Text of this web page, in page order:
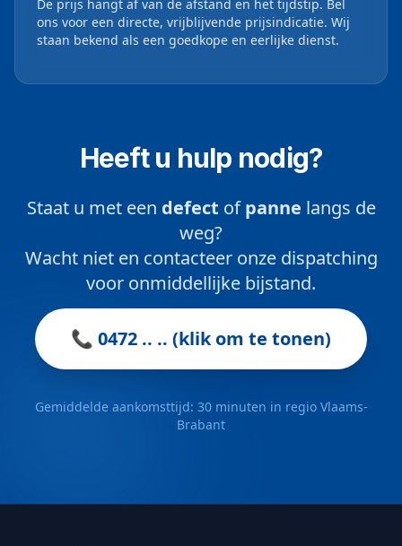
De prijs hangt af van de afstand en het tijdstip. Bel
ons voor een directe, vrijblijvende prijsindicatie. Wij
staan bekend als een goedkope en eerlijke dienst.
Heeft u hulp nodig?
Staat u met een defect ofpanne langs de
weg?
Wacht niet en contacteer onze dispatching
voor onmiddellijke bijstand.
📞 0472 .. .. (klik om te tonen)
Gemiddelde aankomsttijd: 30 minuten in regio Vlaams-
Brabant